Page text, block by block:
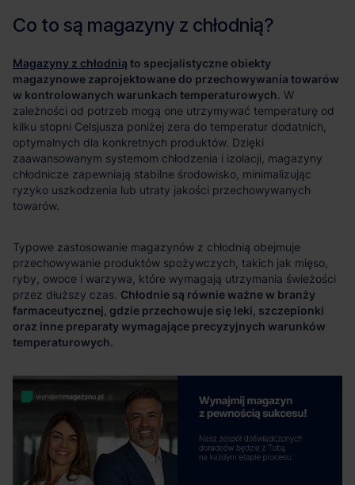
Magazyny z chłodnią to specjalistyczne obiekty
magazynowe zaprojektowane do przechowywania towarów
w kontrolowanych warunkach temperaturowych
Chłodnie są równie ważne w branży
farmaceutycznej, gdzie przechowuje się leki, szczepionki
oraz inne preparaty wymagające precyzyjnych warunków
temperaturowych.